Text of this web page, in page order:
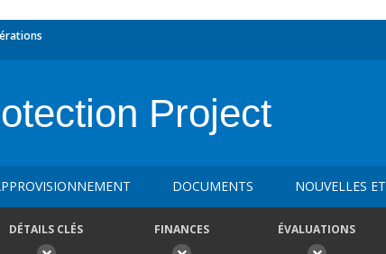
Project
DOCUMENTS NOUVELLES
DÉTAILS CLÉS FINANCES ÉVALUATIONS